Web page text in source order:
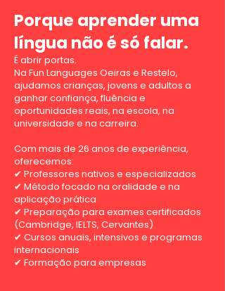
Porque aprender uma
língua não é só falar.
É abrir portas.
Na Fun Languages Oeiras e Restelo,
ajudamos crianças, jovens e adultos a
ganhar confiança, fluência e
oportunidades reais, na escola, na
universidade e na carreira.
Com mais de 26 anos de experiência,
oferecemos:
✔ Professores nativos e especializados
✔ Método focado na oralidade e na
aplicação prática
✔ Preparação para exames certificados
(Cambridge, IELTS, Cervantes)
✔ Cursos anuais, intensivos e programas
internacionais
✔ Formação para empresas